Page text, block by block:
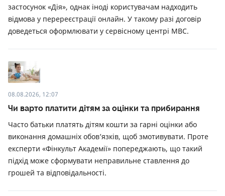
застосунок «Дія», однак іноді користувачам надходить
відмова у перереєстрації онлайн. У такому разі договір
доведеться оформлювати у сервісному центрі МВС.
08.08.2026, 12:07
Чи варто платити дітям за оцінки та прибирання
Часто батьки платять дітям кошти за гарні оцінки або
виконання домашніх обов’язків, щоб змотивувати. Проте
експерти «Фінкульт Академії» попереджають, що такий
підхід може сформувати неправильне ставлення до
грошей та відповідальності.